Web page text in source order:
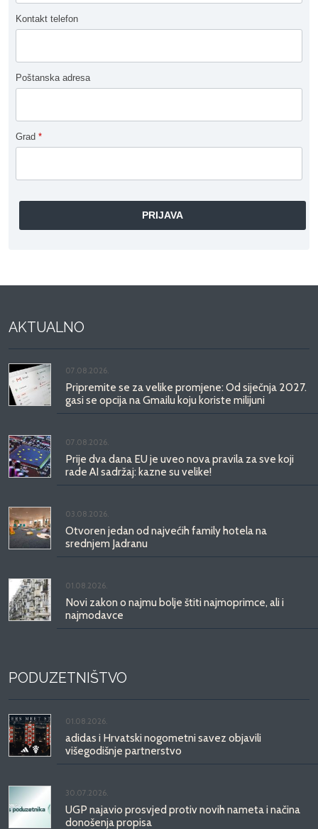
Kontakt telefon
Poštanska adresa
Grad *
AKTUALNO
07.08.2026.
Pripremite se za velike promjene: Od siječnja 2027.
gasi se opcija na Gmailu koju koriste milijuni
07.08.2026.
Prije dva dana EU je uveo nova pravila za sve koji
rade AI sadržaj: kazne su velike!
03.08.2026.
Otvoren jedan od najvećih family hotela na
srednjem Jadranu
01.08.2026.
Novi zakon o najmu bolje štiti najmoprimce, ali i
najmodavce
PODUZETNIŠTVO
01.08.2026.
adidas i Hrvatski nogometni savez objavili
višegodišnje partnerstvo
30.07.2026.
UGP najavio prosvjed protiv novih nameta i načina
donošenja propisa